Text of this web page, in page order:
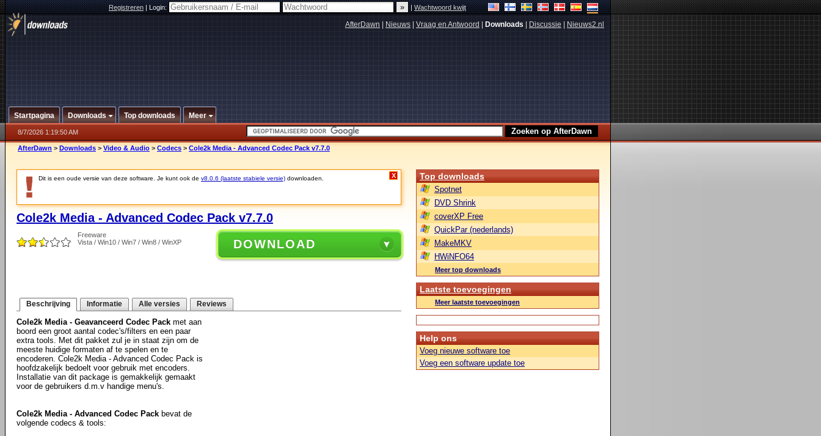
Registreren|Login: |Wachtwoord kwijt
AfterDawn Nieuws Vraag en Antwoord Downloads Discussie Nieuws2.nl
Startpagina Downloads Top downloads Meer
8/7/2026 1:19:50 AM
AfterDawn > Downloads > Video & Audio > Codecs > Cole2k Media - Advanced Codec Pack v7.7.0
Dit is een oude versie van deze software. Je kunt ook de v8.0.6 (laatste stabiele versie) downloaden. X
Cole2k Media - Advanced Codec Pack v7.7.0
Freeware
Vista / Win10 / Win7 / Win8 / WinXP
DOWNLOAD
Beschrijving Informatie Alle versies Reviews
Cole2k Media - Geavanceerd Codec Pack met aan
boord een groot aantal codec's/filters en een paar
extra tools. Met dit pakket zul je in staat zijn om de
meeste huidige formaten af te spelen en te
encoderen. Cole2k Media - Advanced Codec Pack is
hoofdzakelijk bedoelt voor gebruik met encoders.
Installatie van dit package is gemakkelijk gemaakt
voor de gebruikers d.m.v handige menu's.
Cole2k Media - Advanced Codec Pack bevat de
volgende codecs & tools:
Top downloads
Spotnet
DVD Shrink
coverXP Free
QuickPar (nederlands)
MakeMKV
HWiNFO64
Meer top downloads
Laatste toevoegingen
Meer laatste toevoegingen
Help ons
Voeg nieuwe software toe
Voeg een software update toe